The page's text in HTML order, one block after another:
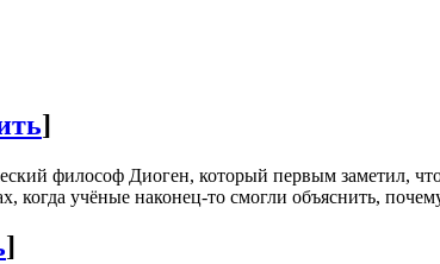
]
философ Диоген, который первым заметил,
когда учёные наконец-то смогли объяснить,
]